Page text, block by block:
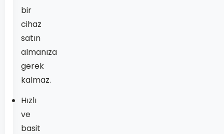
bir
cihaz
satın
almanıza
gerek
kalmaz.
Hızlı
ve
basit